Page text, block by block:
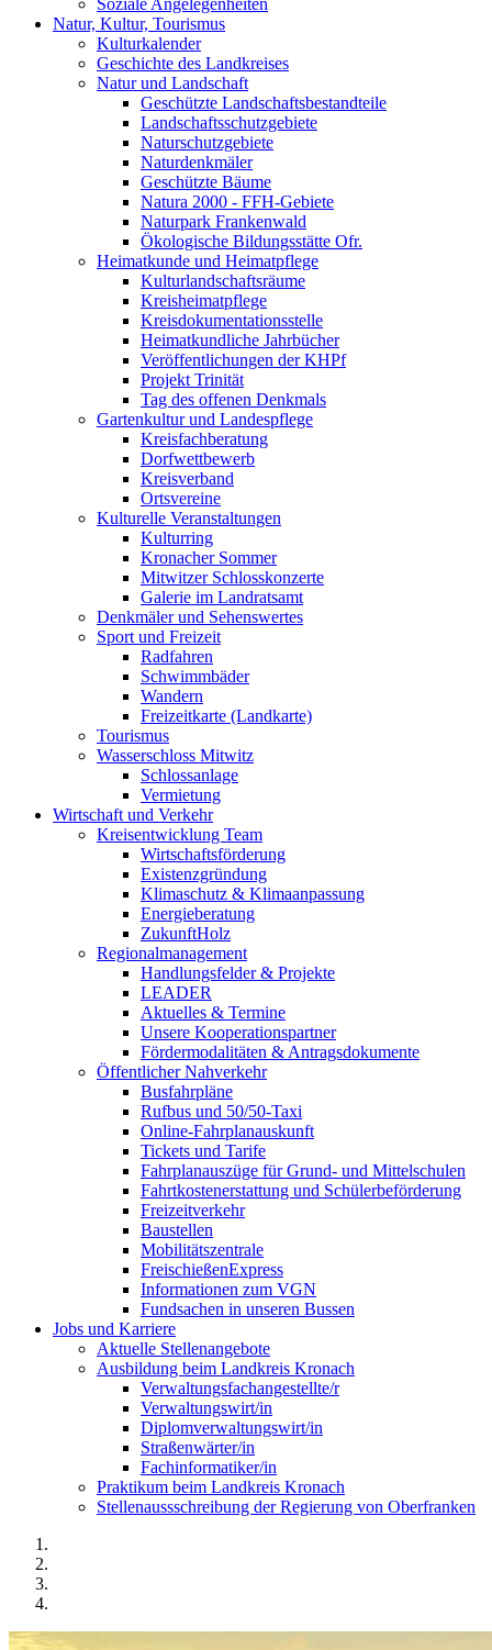
Soziale Angelegenheiten
Natur, Kultur, Tourismus
Kulturkalender
Geschichte des Landkreises
Natur und Landschaft
Geschützte Landschaftsbestandteile
Landschaftsschutzgebiete
Naturschutzgebiete
Naturdenkmäler
Geschützte Bäume
Natura 2000 - FFH-Gebiete
Naturpark Frankenwald
Ökologische Bildungsstätte Ofr.
Heimatkunde und Heimatpflege
Kulturlandschaftsräume
Kreisheimatpflege
Kreisdokumentationsstelle
Heimatkundliche Jahrbücher
Veröffentlichungen der KHPf
Projekt Trinität
Tag des offenen Denkmals
Gartenkultur und Landespflege
Kreisfachberatung
Dorfwettbewerb
Kreisverband
Ortsvereine
Kulturelle Veranstaltungen
Kulturring
Kronacher Sommer
Mitwitzer Schlosskonzerte
Galerie im Landratsamt
Denkmäler und Sehenswertes
Sport und Freizeit
Radfahren
Schwimmbäder
Wandern
Freizeitkarte (Landkarte)
Tourismus
Wasserschloss Mitwitz
Schlossanlage
Vermietung
Wirtschaft und Verkehr
Kreisentwicklung Team
Wirtschaftsförderung
Existenzgründung
Klimaschutz & Klimaanpassung
Energieberatung
ZukunftHolz
Regionalmanagement
Handlungsfelder & Projekte
LEADER
Aktuelles & Termine
Unsere Kooperationspartner
Fördermodalitäten & Antragsdokumente
Öffentlicher Nahverkehr
Busfahrpläne
Rufbus und 50/50-Taxi
Online-Fahrplanauskunft
Tickets und Tarife
Fahrplanauszüge für Grund- und Mittelschulen
Fahrtkostenerstattung und Schülerbeförderung
Freizeitverkehr
Baustellen
Mobilitätszentrale
FreischießenExpress
Informationen zum VGN
Fundsachen in unseren Bussen
Jobs und Karriere
Aktuelle Stellenangebote
Ausbildung beim Landkreis Kronach
Verwaltungsfachangestellte/r
Verwaltungswirt/in
Diplomverwaltungswirt/in
Straßenwärter/in
Fachinformatiker/in
Praktikum beim Landkreis Kronach
Stellenaussschreibung der Regierung von Oberfranken